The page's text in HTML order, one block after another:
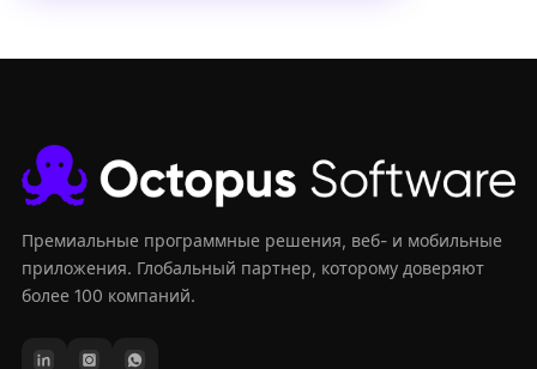
Премиальные программные решения, веб- и мобильные
приложения. Глобальный партнер, которому доверяют
более 100 компаний.